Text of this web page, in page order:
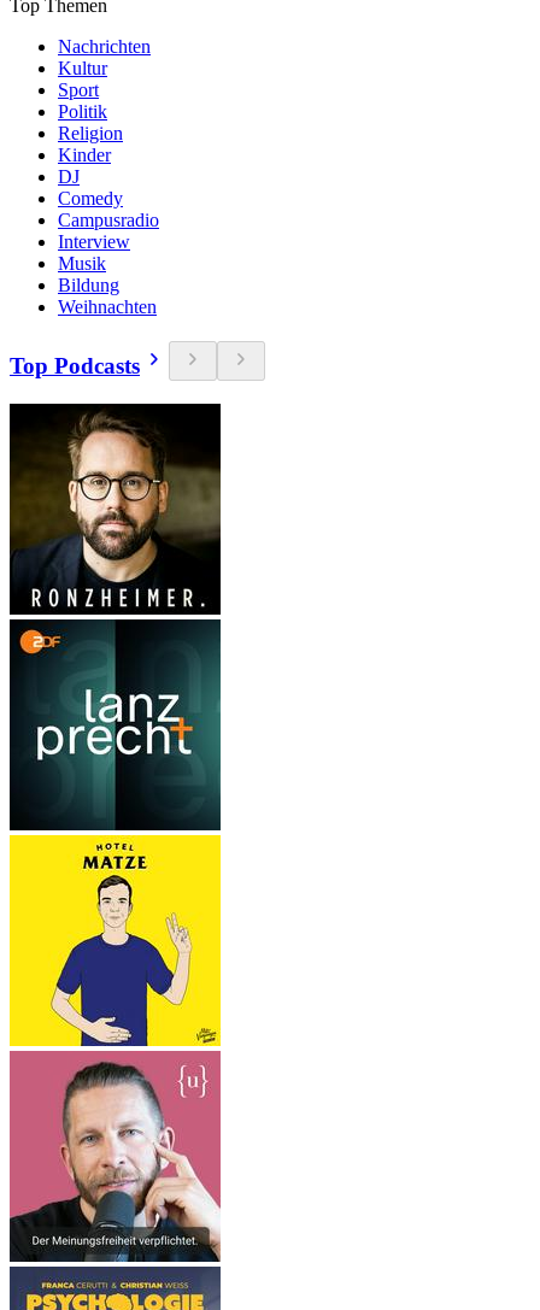
Top Themen
Nachrichten
Kultur
Sport
Politik
Religion
Kinder
DJ
Comedy
Campusradio
Interview
Musik
Bildung
Weihnachten
Top Podcasts